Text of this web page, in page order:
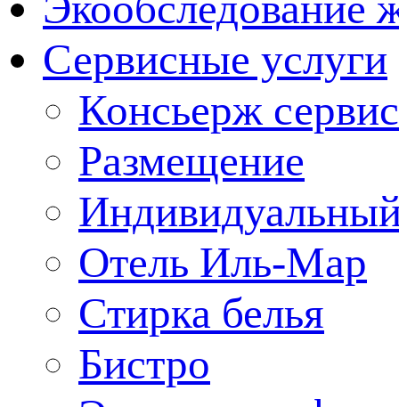
Сервисные услуги
Консьерж сервис
Размещение
Отель Иль-Мар
Стирка белья
Бистро